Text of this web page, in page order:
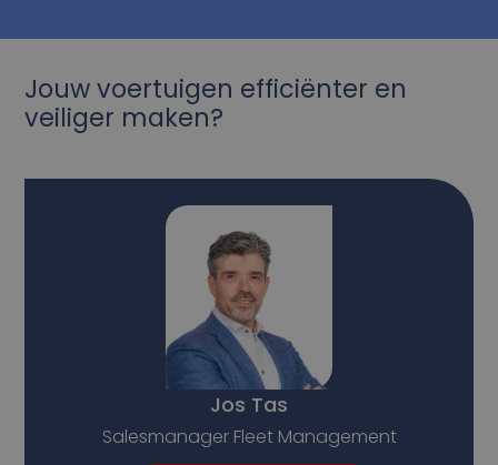
Jouw voertuigen efficiënter en
veiliger maken?
Jos Tas
Salesmanager Fleet Management